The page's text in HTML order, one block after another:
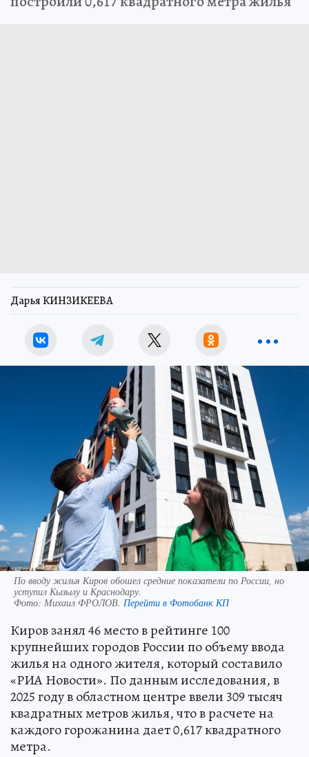
Дарья КИНЗИКЕЕВА
По вводу жилья Киров обошел средние показатели по России, но
уступил Кызылу и Краснодару.
Фото: Михаил ФРОЛОВ. Перейти в Фотобанк КП
Киров занял 46 место в рейтинге 100
крупнейших городов России по объему ввода
жилья на одного жителя, который составило
«РИА Новости». По данным исследования, в
2025 году в областном центре ввели 309 тысяч
квадратных метров жилья, что в расчете на
каждого горожанина дает 0,617 квадратного
метра.